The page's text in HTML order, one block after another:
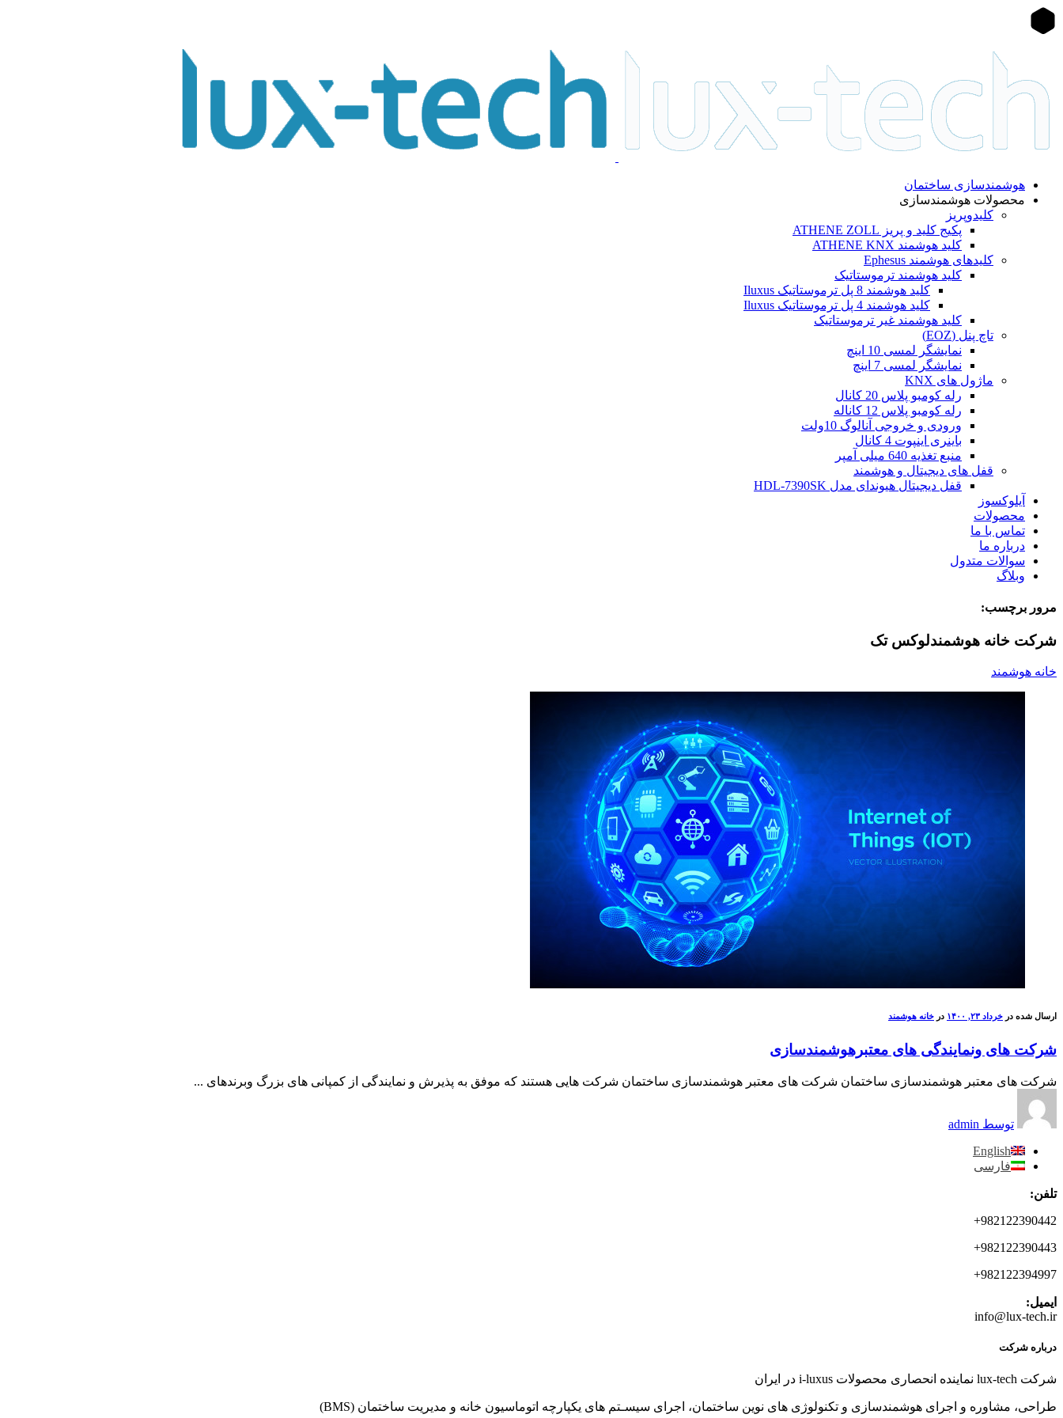
هوشمندسازی ساختمان
محصولات هوشمندسازی
کلیدوپریز
پکیج کلید و پریز ATHENE ZOLL
کلید هوشمند ATHENE KNX
کلیدهای هوشمند Ephesus
کلید هوشمند ترموستاتیک
کلید هوشمند 8 پل ترموستاتیک Iluxus
کلید هوشمند 4 پل ترموستاتیک Iluxus
کلید هوشمند غیر ترموستاتیک
تاچ پنل (EOZ)
نمایشگر لمسی 10 اینچ
نمایشگر لمسی 7 اینچ
ماژول های KNX
رله کومبو پلاس 20 کانال
رله کومبو پلاس 12 کاناله
ورودی و خروجی آنالوگ 10ولت
باینری اینپوت 4 کانال
منبع تغذیه 640 میلی آمپر
قفل های دیجیتال و هوشمند
قفل دیجیتال هیوندای مدل HDL-7390SK
آیلوکسوز
محصولات
تماس با ما
درباره ما
سوالات متدول
وبلاگ
مرور برچسب:
شرکت خانه هوشمندلوکس تک
خانه هوشمند
ارسال شده در خرداد ۲۳, ۱۴۰۰ در خانه هوشمند
شرکت های ونمایندگی های معتبرهوشمندسازی
شرکت های معتبر هوشمندسازی ساختمان شرکت های معتبر هوشمندسازی ساختمان شرکت هایی هستند که موفق به پذیرش و نمایندگی از کمپانی های بزرگ وبرندهای ...
توسط admin
English
فارسی
تلفن:
982122390442+
982122390443+
982122394997+
ایمیل:
info@lux-tech.ir
درباره شرکت
شرکت lux-tech نماینده انحصاری محصولات i-luxus در ایران
طراحی، مشاوره و اجرای هوشمندسازی و تکنولوژی های نوین ساختمان، اجرای سیسـتم های یکپارچه اتوماسیون خانه و مدیریت ساختمان (BMS)